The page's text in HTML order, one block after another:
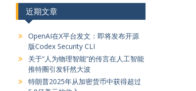
近期文章
OpenAI在X平台发文：即将发布开源
版Codex Security CLI
关于“人为物理智能”的传言在人工智能
推特圈引发轩然大波
特朗普2025年从加密货币中获得超过